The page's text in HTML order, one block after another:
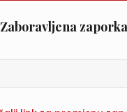
Zaboravljena